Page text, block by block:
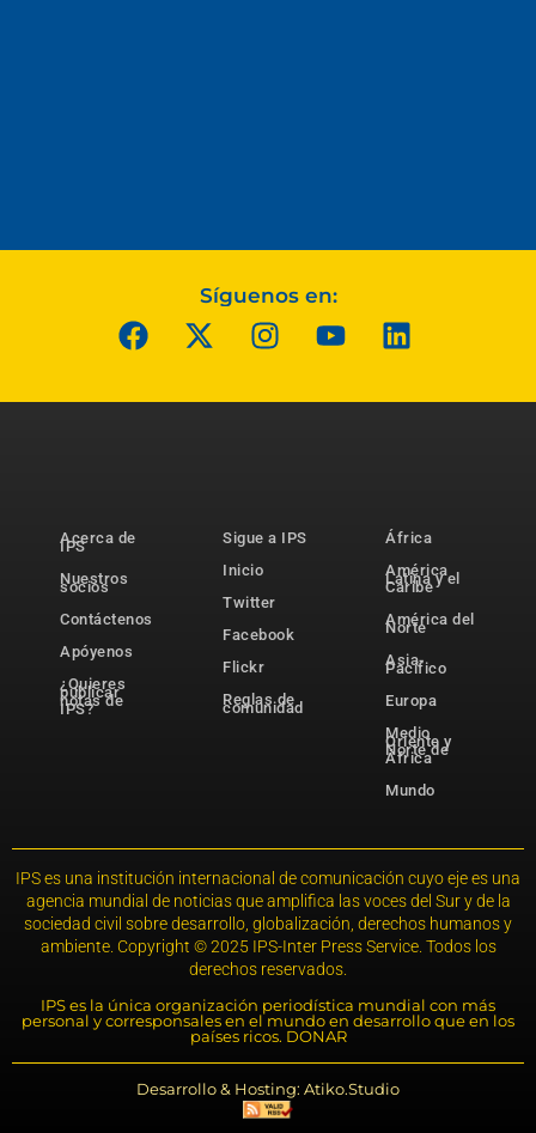
Síguenos en:
Acerca de
IPS
Nuestros
socios
Contáctenos
Apóyenos
¿Quieres
publicar
notas de
IPS?
Sigue a IPS
Inicio
Twitter
Facebook
Flickr
Reglas de
comunidad
África
América
Latina y el
Caribe
América del
Norte
Asia-
Pacífico
Europa
Medio
Oriente y
Norte de
África
Mundo
IPS es una institución internacional de comunicación cuyo eje es una
agencia mundial de noticias que amplifica las voces del Sur y de la
sociedad civil sobre desarrollo, globalización, derechos humanos y
ambiente. Copyright © 2025 IPS-Inter Press Service. Todos los
derechos reservados.
IPS es la única organización periodística mundial con más
personal y corresponsales en el mundo en desarrollo que en los
países ricos. DONAR
Desarrollo & Hosting: Atiko.Studio